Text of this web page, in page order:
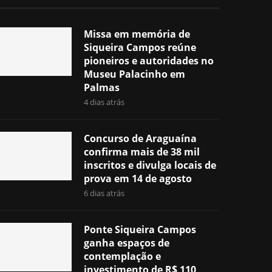
Missa em memória de
Siqueira Campos reúne
pioneiros e autoridades no
Museu Palacinho em
Palmas
4 dias atrás
Concurso de Araguaína
confirma mais de 38 mil
inscritos e divulga locais de
prova em 14 de agosto
6 dias atrás
Ponte Siqueira Campos
ganha espaços de
contemplação e